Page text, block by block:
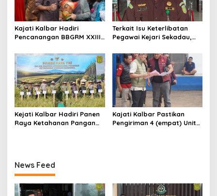
Kajati Kalbar Hadiri
Pencanangan BBGRM XXIII,
Ke – 33 Tingkat Provinsi
Kalimantan Barat Tahun
2026
Terkait Isu Keterlibatan
Pegawai Kejari Sekadau,
Pemeriksaan Internal
Secara Obyektif
Kejati Kalbar Hadiri Panen
Raya Ketahanan Pangan
Kajati Kalbar Pastikan
Pengiriman 4 (empat) Unit
News Feed